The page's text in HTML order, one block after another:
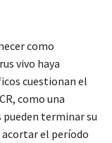
como
vivo haya
cuestionan el
como una
pueden terminar su
el período